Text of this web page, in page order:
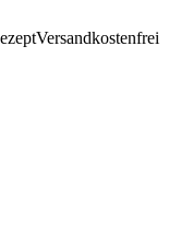
Versandkostenfrei